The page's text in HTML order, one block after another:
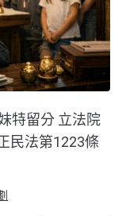
特留分 立法院
民法第1223條